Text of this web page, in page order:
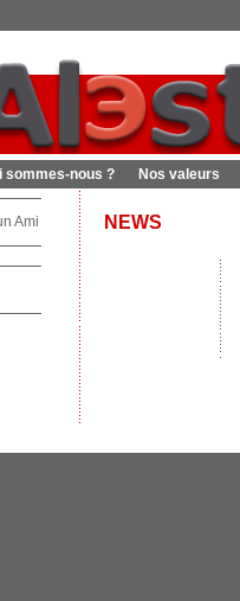
sommes-nous ? Nos valeurs
Ami NEWS